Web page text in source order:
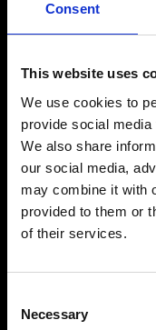
Consent
This website uses
We use cookies to
provide social
We also share
our social media,
may combine it with
provided to them or
of their services.
Selection
Necessary